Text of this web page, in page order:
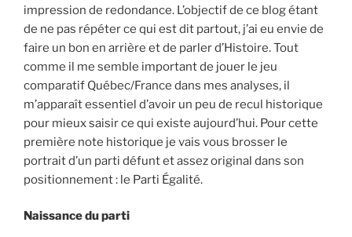
impression de redondance. L’objectif de ce blog étant
de ne pas répéter ce qui est dit partout, j’ai eu envie de
faire un bon en arrière et de parler d’Histoire. Tout
comme il me semble important de jouer le jeu
comparatif Québec/France dans mes analyses, il
m’apparaît essentiel d’avoir un peu de recul historique
pour mieux saisir ce qui existe aujourd’hui. Pour cette
première note historique je vais vous brosser le
portrait d’un parti défunt et assez original dans son
positionnement : le Parti Égalité.
Naissance du parti